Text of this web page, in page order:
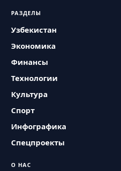
РАЗДЕЛЫ
Узбекистан
Экономика
Финансы
Технологии
Культура
Спорт
Инфографика
Спецпроекты
О НАС